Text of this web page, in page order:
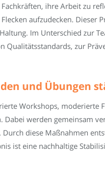
ihre Arbeit zu
aufzudecken.
Im Unterschied zur
Qualitätsstandards, zur
und Übungen
Workshops, moderierte
Dabei werden gemeinsam
diese Maßnahmen
ist eine nachhaltige